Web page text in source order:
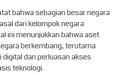
bahwa sebagian besar negara
dari kelompok negara
ini menunjukkan bahwa aset
berkembang, terutama
dan perluasan akses
teknologi.